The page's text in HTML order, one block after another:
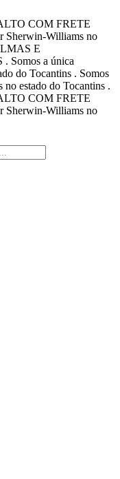
COM FRETE
Sherwin-Williams no
E
Somos a única
do Tocantins . Somos
estado do Tocantins .
COM FRETE
Sherwin-Williams no